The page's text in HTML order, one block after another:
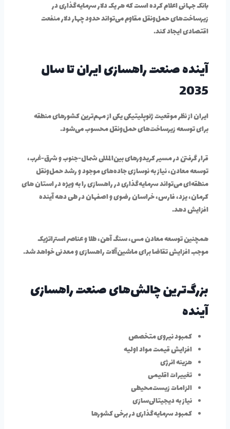
بانک جهانی اعلام کرده است که هر یک دلار سرمایه‌گذاری در
زیرساخت‌های حمل‌ونقل مقاوم می‌تواند حدود چهار دلار منفعت
اقتصادی ایجاد کند.
آینده صنعت راهسازی ایران تا سال
2035
ایران از نظر موقعیت ژئوپلیتیکی یکی از مهم‌ترین کشورهای منطقه
برای توسعه زیرساخت‌های حمل‌ونقل محسوب می‌شود.
قرار گرفتن در مسیر کریدورهای بین‌المللی شمال-جنوب و شرق-غرب،
توسعه معادن، نیاز به نوسازی جاده‌های موجود و رشد حمل‌ونقل
منطقه‌ای می‌تواند سرمایه‌گذاری در راهسازی را به ویژه در استان های
کرمان، یزد، فارس، خراسان رضوی و اصفهان در طی دهه آینده
افزایش دهد.
همچنین توسعه معادن مس، سنگ آهن، طلا و عناصر استراتژیک
موجب افزایش تقاضا برای ماشین‌آلات راهسازی و معدنی خواهد شد.
بزرگ‌ترین چالش‌های صنعت راهسازی
آینده
کمبود نیروی متخصص
افزایش قیمت مواد اولیه
هزینه انرژی
تغییرات اقلیمی
الزامات زیست‌محیطی
نیاز به دیجیتالی‌سازی
کمبود سرمایه‌گذاری در برخی کشورها